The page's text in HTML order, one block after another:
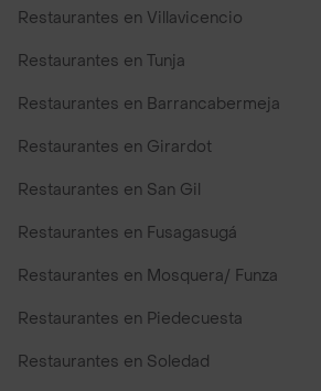
Restaurantes en Villavicencio
Restaurantes en Tunja
Restaurantes en Barrancabermeja
Restaurantes en Girardot
Restaurantes en San Gil
Restaurantes en Fusagasugá
Restaurantes en Mosquera/ Funza
Restaurantes en Piedecuesta
Restaurantes en Soledad